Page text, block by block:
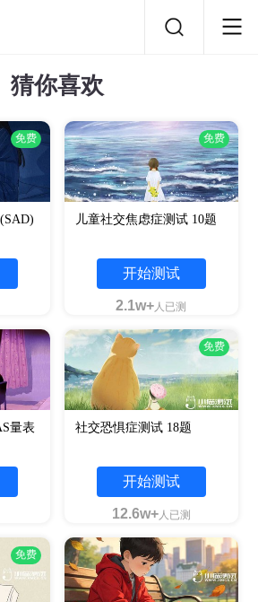
猜你喜欢
免费 免费
儿童社交焦虑症测试 10题
开始测试
2.1w+人已测
量表
免费
社交恐惧症测试 18题
开始测试
12.6w+人已测
免费